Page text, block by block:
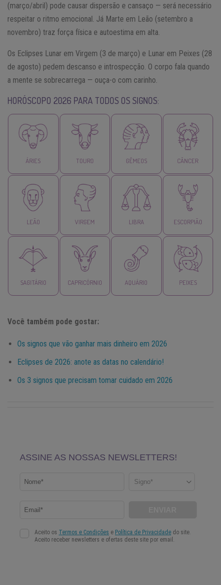
(março/abril) pode causar dispersão e cansaço — será necessário
respeitar o ritmo emocional. Já Marte em Leão (setembro a
novembro) traz força física e autoestima em alta.
Os Eclipses Lunar em Virgem (3 de março) e Lunar em Peixes (28
de agosto) pedem descanso e introspecção. O corpo fala quando
a mente se sobrecarrega — ouça-o com carinho.
HORÓSCOPO 2026 PARA TODOS OS SIGNOS:
ÁRIES TOURO GÊMEOS CÂNCER
LEÃO VIRGEM LIBRA ESCORPIÃO
SAGITÁRIO CAPRICÓRNIO AQUÁRIO PEIXES
Você também pode gostar:
Os signos que vão ganhar mais dinheiro em 2026
Eclipses de 2026: anote as datas no calendário!
Os 3 signos que precisam tomar cuidado em 2026